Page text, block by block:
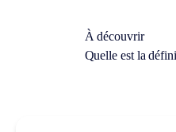
À découvrir
Quelle est la